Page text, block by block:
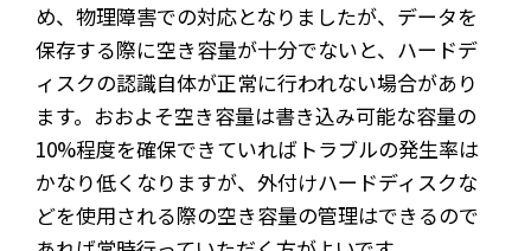
め、物理障害での対応となりましたが、データを
保存する際に空き容量が十分でないと、ハードデ
ィスクの認識自体が正常に行われない場合があり
ます。おおよそ空き容量は書き込み可能な容量の
10%程度を確保できていればトラブルの発生率は
かなり低くなりますが、外付けハードディスクな
どを使用される際の空き容量の管理はできるので